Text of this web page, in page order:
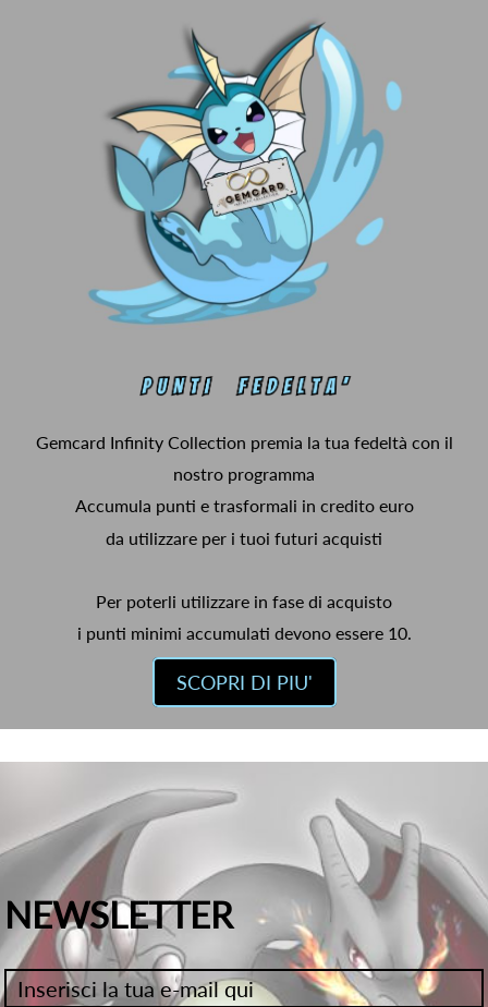
Gemcard Infinity Collection premia la tua fedeltà con il
nostro programma
Accumula punti e trasformali in credito euro
da utilizzare per i tuoi futuri acquisti
Per poterli utilizzare in fase di acquisto
i punti minimi accumulati devono essere 10.
SCOPRI DI PIU'
NEWSLETTER